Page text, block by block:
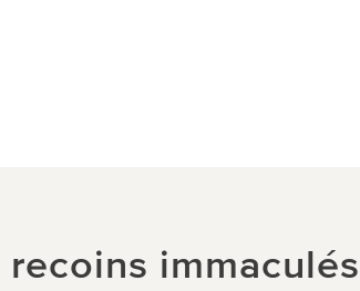
immaculés